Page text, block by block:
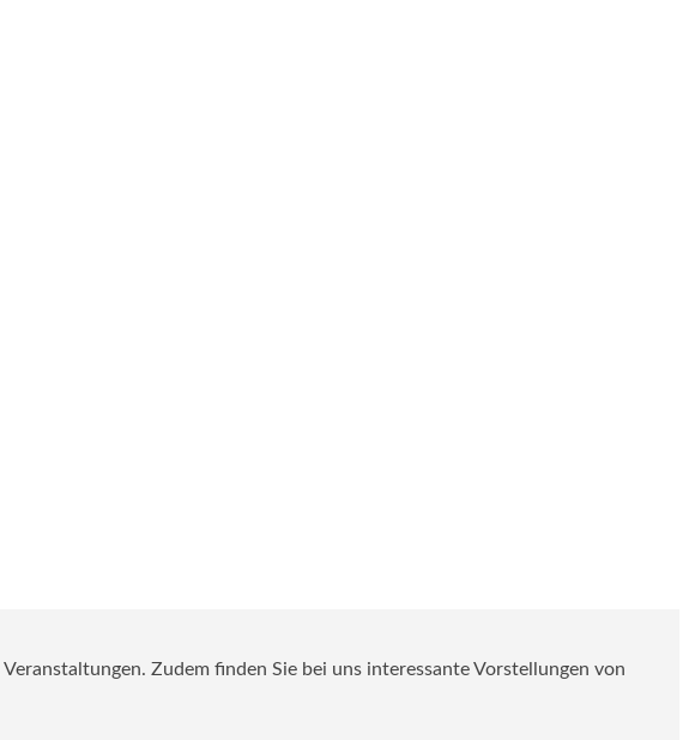
Zudem finden Sie bei uns interessante Vorstellungen von